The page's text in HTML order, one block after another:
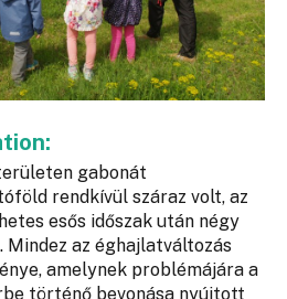
gabonát
rendkívül száraz volt, az
esős időszak után négy
Mindez az éghajlatváltozás
amelynek problémájára a
történő bevonása nyújtott